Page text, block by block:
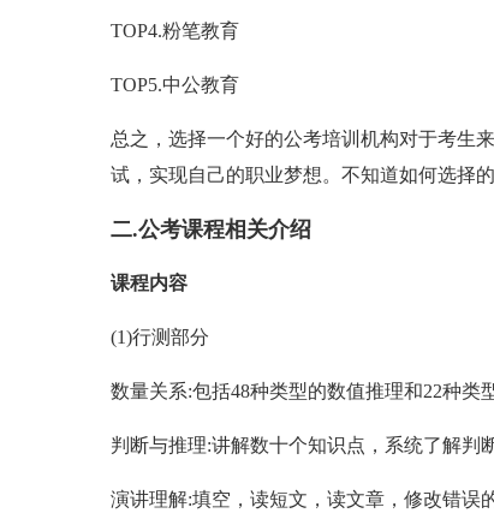
TOP4.粉笔教育
TOP5.中公教育
总之，选择一个好的公考培训机构对于考生
试，实现自己的职业梦想。不知道如何选择
二.公考课程相关介绍
课程内容
(1)行测部分
数量关系:包括48种类型的数值推理和22种类
判断与推理:讲解数十个知识点，系统了解判
演讲理解:填空，读短文，读文章，修改错误